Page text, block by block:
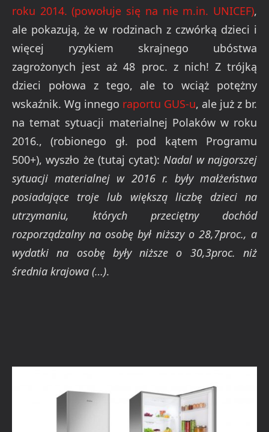
roku 2014. (powołuje się na nie m.in. UNICEF),
ale pokazują, że w rodzinach z czwórką dzieci i
więcej ryzykiem skrajnego ubóstwa
zagrożonych jest aż 48 proc. z nich! Z trójką
dzieci połowa z tego, ale to wciąż potężny
wskaźnik. Wg innego raportu GUS-u, ale już z br.
na temat sytuacji materialnej Polaków w roku
2016., (robionego gł. pod kątem Programu
500+), wyszło że (tutaj cytat): Nadal w najgorszej
sytuacji materialnej w 2016 r. były małżeństwa
posiadające troje lub większą liczbę dzieci na
utrzymaniu, których przeciętny dochód
rozporządzalny na osobę był niższy o 28,7proc., a
wydatki na osobę były niższe o 30,3proc. niż
średnia krajowa (…).